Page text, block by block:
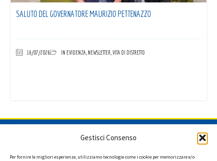
Gestisci Consenso
Per fornire le migliori esperienze, utilizziamo tecnologie come i cookie per memorizzare e/o
SALUTO DEL GOVERNATORE MAURIZIO PETTENAZZO
16/07/2026 IN EVIDENZA, NEWSLETTER VITA DI DISTRETTO